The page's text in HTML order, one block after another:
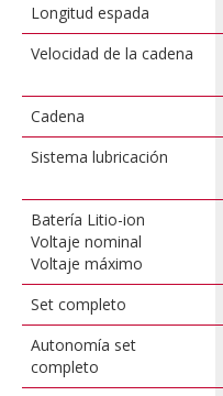
Longitud espada
Velocidad de la cadena
Cadena
Sistema lubricación
Batería Litio-ion
Voltaje nominal
Voltaje máximo
Set completo
Autonomía set
completo